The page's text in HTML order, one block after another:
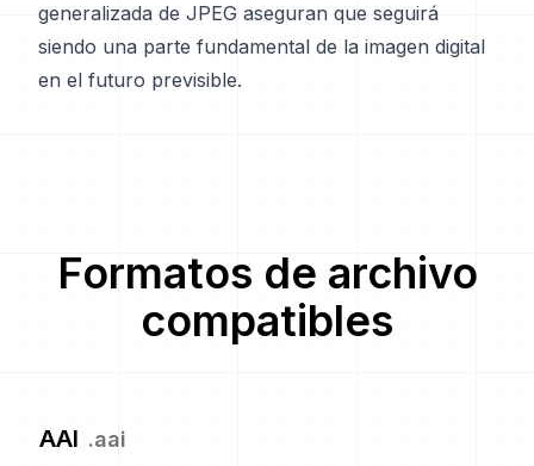
generalizada de JPEG aseguran que seguirá
siendo una parte fundamental de la imagen digital
en el futuro previsible.
Formatos de archivo
compatibles
AAI .aai